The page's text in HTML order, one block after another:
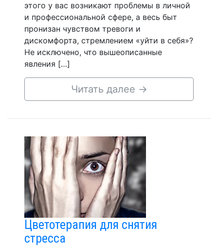
этого у вас возникают проблемы в личной
и профессиональной сфере, а весь быт
пронизан чувством тревоги и
дискомфорта, стремлением «уйти в себя»?
Не исключено, что вышеописанные
явления […]
Читать далее →
Цветотерапия для снятия
стресса